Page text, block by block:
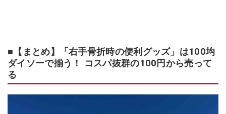
■【まとめ】「右手骨折時の便利グッズ」は100均
ダイソーで揃う！ コスパ抜群の100円から売って
る